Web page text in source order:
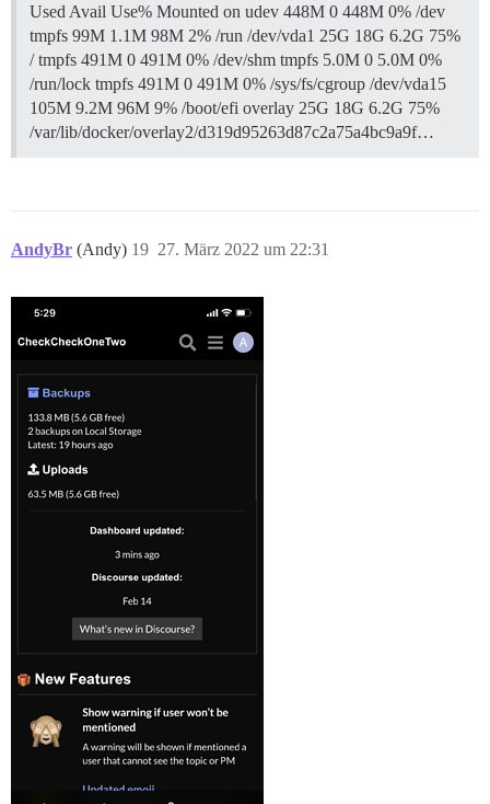
Used Avail Use% Mounted on udev 448M 0 448M 0% /dev
tmpfs 99M 1.1M 98M 2% /run /dev/vda1 25G 18G 6.2G 75%
/ tmpfs 491M 0 491M 0% /dev/shm tmpfs 5.0M 0 5.0M 0%
/run/lock tmpfs 491M 0 491M 0% /sys/fs/cgroup /dev/vda15
105M 9.2M 96M 9% /boot/efi overlay 25G 18G 6.2G 75%
/var/lib/docker/overlay2/d319d95263d87c2a75a4bc9a9f…
AndyBr (Andy) 27. März 2022 um 22:31
19